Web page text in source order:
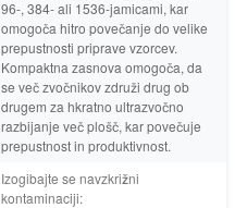
96-, 384- ali 1536-jamicami, kar
omogoča hitro povečanje do velike
prepustnosti priprave vzorcev.
Kompaktna zasnova omogoča, da
se več zvočnikov združi drug ob
drugem za hkratno ultrazvočno
razbijanje več plošč, kar povečuje
prepustnost in produktivnost.
Izogibajte se navzkrižni
kontaminaciji: